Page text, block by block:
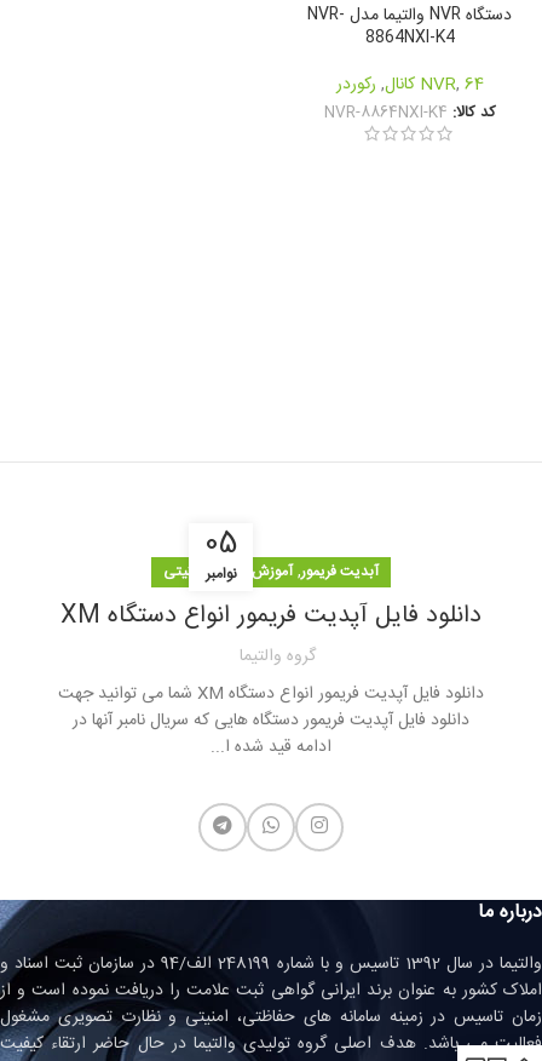
دستگاه NVR والتیما مدل NVR-
8864NXI-K4
NVR, 64 کانال , رکوردر
کد کالا: NVR-8864NXI-K4
05
نوامبر آبدیت فریمور,آموزش سیستم امنیتی
دانلود فایل آپدیت فریمور انواع دستگاه XM
گروه والتیما
دانلود فایل آپدیت فریمور انواع دستگاه XM شما می توانید جهت
دانلود فایل آپدیت فریمور دستگاه هایی که سریال نامبر آنها در
ادامه قید شده ا...
درباره ما
والتیما در سال 1392 تاسیس و با شماره 248199 الف/94 در سازمان ثبت اسناد و
املاک کشور به عنوان برند ایرانی گواهی ثبت علامت را دریافت نموده است و از
زمان تاسیس در زمینه سامانه های حفاظتی، امنیتی و نظارت تصویری مشغول
فعالیت می باشد. هدف اصلی گروه تولیدی والتیما در حال حاضر ارتقاء کیفیت